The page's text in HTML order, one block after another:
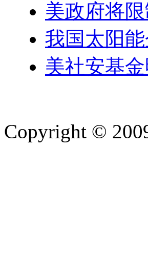
美政府将
我国太阳
美社安基
Copyright ©